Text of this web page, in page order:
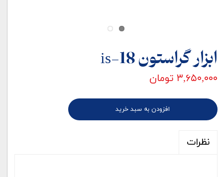
ابزار گراستون is-18
۳,۶۵۰,۰۰۰ تومان
افزودن به سبد خرید
نظرات